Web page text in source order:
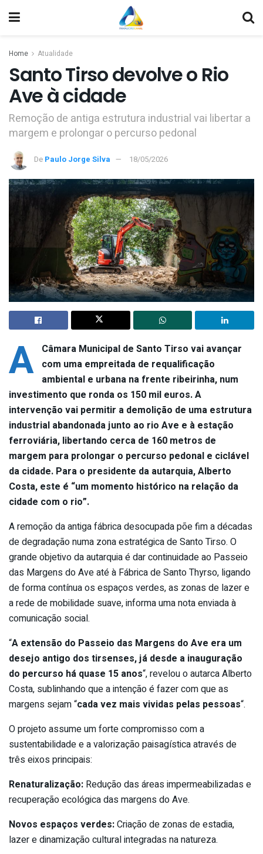
Home Atualidade
Santo Tirso devolve o Rio
Ave à cidade
Remoção de antiga estrutura industrial vai libertar a
margem e prolongar o percurso pedonal
De Paulo Jorge Silva 18/05/2026
A Câmara Municipal de Santo Tirso vai avançar
com uma empreitada de requalificação
ambiental e urbana na frente ribeirinha, num
investimento que ronda os 150 mil euros. A
intervenção vai permitir a demolição de uma estrutura
industrial abandonada junto ao rio Ave e à estação
ferroviária, libertando cerca de 160 metros de
margem para prolongar o percurso pedonal e ciclável
da cidade. Para o presidente da autarquia, Alberto
Costa, este é “um momento histórico na relação da
cidade com o rio”.
A remoção da antiga fábrica desocupada põe fim a décadas
de degradação numa zona estratégica de Santo Tirso. O
grande objetivo da autarquia é dar continuidade ao Passeio
das Margens do Ave até à Fábrica de Santo Thyrso, ligando
de forma contínua os espaços verdes, as zonas de lazer e
a rede de mobilidade suave, informa uma nota enviada à
comunicação social.
“A extensão do Passeio das Margens do Ave era um
desejo antigo dos tirsenses, já desde a inauguração
do percurso há quase 15 anos“, revelou o autarca Alberto
Costa, sublinhando que a intenção é fazer com que as
margens sejam “cada vez mais vividas pelas pessoas“.
O projeto assume um forte compromisso com a
sustentabilidade e a valorização paisagística através de
três eixos principais:
Renaturalização: Redução das áreas impermeabilizadas e
recuperação ecológica das margens do Ave.
Novos espaços verdes:Criação de zonas de estadia,
lazer e dinamização cultural integradas na natureza.